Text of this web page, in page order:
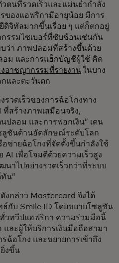
ตนที่รวดเร็วและแม่นยำกำลัง
ของแอฟริกามีอายุน้อย มีการ
ดิจิทัลมากขึ้นเรื่อย ๆ แต่ก็ตกอยู่
รรมไซเบอร์ที่ซับซ้อนเช่นกัน
ว่า ภาพปลอมที่สร้างขึ้นด้วย
ม และการแฮ็กบัญชีผู้ใช้ คิด
อาชญากรรมที่รายงานในบาง
และตะวันตก
รวดเร็วของการฉ้อโกงทาง
ที่สร้างภาพเสมือนจริง,
ปลอม และการฟอกเงิน” เดน
ลูชันด้านอัตลักษณ์ระดับโลก
อข่ายฉ้อโกงที่จัดตั้งขึ้นกำลังใช้
เพื่อโจมตีด้วยความเร็วสูง
าไปอย่างรวดเร็วกว่าที่ระบบ
น”
กล่าว Mastercard จึงได้
กับ Smile ID โดยขยายโซลูชัน
วทวีปแอฟริกา ความร่วมมือนี้
ละผู้ให้บริการเงินมือถือสามา
ฉ้อโกง และขยายการเข้าถึง
งขึ้น